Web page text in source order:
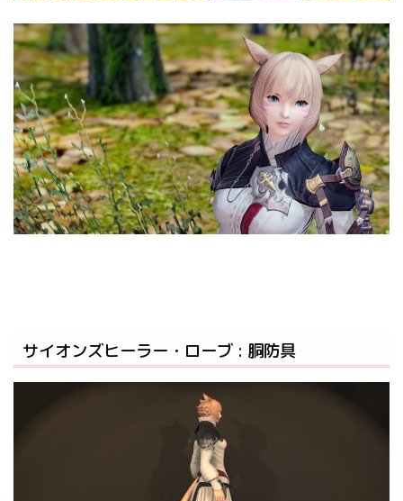
サイオンズヒーラー・ローブ : 胴防具